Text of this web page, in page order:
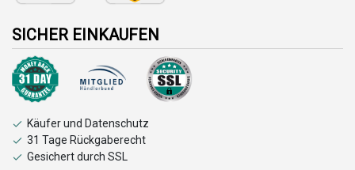
SICHER EINKAUFEN
Käufer und Datenschutz
31 Tage Rückgaberecht
Gesichert durch SSL